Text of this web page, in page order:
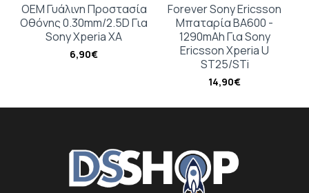
OEM Γυάλινη Προστασία
Οθόνης 0.30mm/2.5D Για
Sony Xperia XA
6,90€
Forever Sony Ericsson
Μπαταρία BA600 -
1290mAh Για Sony
Ericsson Xperia U
ST25/STi
14,90€